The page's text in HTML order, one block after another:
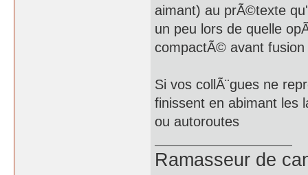
aimant) au prÃ©texte
un peu lors de quelle
compactÃ© avant fusion
Si vos collÃ¨gues ne
finissent en abimant les
ou autoroutes
Ramasseur de